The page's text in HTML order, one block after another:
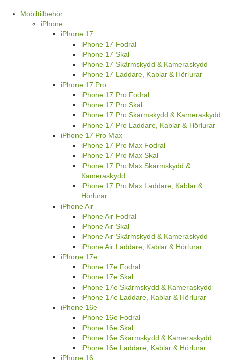
Mobiltillbehör
iPhone
iPhone 17
iPhone 17 Fodral
iPhone 17 Skal
iPhone 17 Skärmskydd & Kameraskydd
iPhone 17 Laddare, Kablar & Hörlurar
iPhone 17 Pro
iPhone 17 Pro Fodral
iPhone 17 Pro Skal
iPhone 17 Pro Skärmskydd & Kameraskydd
iPhone 17 Pro Laddare, Kablar & Hörlurar
iPhone 17 Pro Max
iPhone 17 Pro Max Fodral
iPhone 17 Pro Max Skal
iPhone 17 Pro Max Skärmskydd &
Kameraskydd
iPhone 17 Pro Max Laddare, Kablar &
Hörlurar
iPhone Air
iPhone Air Fodral
iPhone Air Skal
iPhone Air Skärmskydd & Kameraskydd
iPhone Air Laddare, Kablar & Hörlurar
iPhone 17e
iPhone 17e Fodral
iPhone 17e Skal
iPhone 17e Skärmskydd & Kameraskydd
iPhone 17e Laddare, Kablar & Hörlurar
iPhone 16e
iPhone 16e Fodral
iPhone 16e Skal
iPhone 16e Skärmskydd & Kameraskydd
iPhone 16e Laddare, Kablar & Hörlurar
iPhone 16